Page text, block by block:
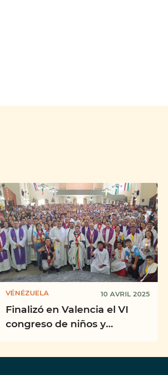
VÉNÉZUELA 10 AVRIL 2025
Finalizó en Valencia el VI
congreso de niños y